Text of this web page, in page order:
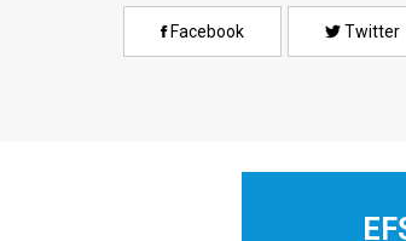
Facebook Twitter